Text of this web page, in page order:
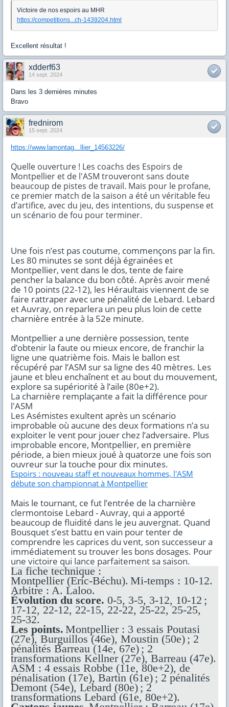
Victoire de nos espoirs au MHR
https://competitions...ch-1439204.html
Excellent résultat !
xdderf63
14 sept. 2024
Dans les 3 dernières minutes
Bravo
frednirom
15 sept. 2024
https://www.lamontag...llier_14563226/
Quelle ouverture ! Les coachs des Espoirs de
Montpellier et de l'ASM trouveront sans doute
beaucoup de pistes de travail. Mais pour le profane,
ce premier match de la saison a été un véritable feu
d’artifice, avec du jeu, des intentions, du suspense et
un scénario de fou pour terminer.
Une fois n’est pas coutume, commençons par la fin.
Les 80 minutes se sont déjà égrainées et
Montpellier, vent dans le dos, tente de faire
pencher la balance du bon côté. Après avoir mené
de 10 points (22-12), les Héraultais viennent de se
faire rattraper avec une pénalité de Lebard. Lebard
et Auvray, on reparlera un peu plus loin de cette
charnière entrée à la 52e minute.
Montpellier a une dernière possession, tente
d’obtenir la faute ou mieux encore, de franchir la
ligne une quatrième fois. Mais le ballon est
récupéré par l’ASM sur sa ligne des 40 mètres. Les
jaune et bleu enchaînent et au bout du mouvement,
explore sa supériorité à l’aile (80e+2).
La charnière remplaçante a fait la différence pour
l'ASM
Les Asémistes exultent après un scénario
improbable où aucune des deux formations n’a su
exploiter le vent pour jouer chez l’adversaire. Plus
improbable encore, Montpellier, en première
période, a bien mieux joué à quatorze une fois son
ouvreur sur la touche pour dix minutes.
Espoirs : nouveau staff et nouveaux hommes, l'ASM
débute son championnat à Montpellier
Mais le tournant, ce fut l’entrée de la charnière
clermontoise Lebard - Auvray, qui a apporté
beaucoup de fluidité dans le jeu auvergnat. Quand
Bousquet s’est battu en vain pour tenter de
comprendre les caprices du vent, son successeur a
immédiatement su trouver les bons dosages. Pour
une victoire qui lance parfaitement sa saison.
La fiche technique :
Montpellier (Eric-Béchu). Mi-temps : 10-12.
Arbitre : A. Laloo.
Évolution du score. 0-5, 3-5, 3-12, 10-12 ;
17-12, 22-12, 22-15, 22-22, 25-22, 25-25,
25-32.
Les points. Montpellier : 3 essais Poutasi
(27e), Burguillos (46e), Moustin (50e) ; 2
pénalités Barreau (14e, 67e) ; 2
transformations Kellner (27e), Barreau (47e).
ASM : 4 essais Robbe (11e, 80e+2), de
pénalisation (17e), Bartin (61e) ; 2 pénalités
Demont (54e), Lebard (80e) ; 2
transformations Lebard (61e, 80e+2).